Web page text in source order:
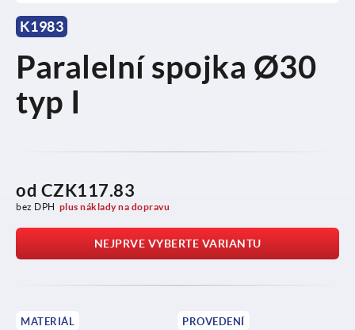
K1983
Paralelní spojka Ø30
typ I
od CZK117.83
bez DPH plus náklady na dopravu
NEJPRVE VYBERTE VARIANTU
MATERIÁL PROVEDENÍ